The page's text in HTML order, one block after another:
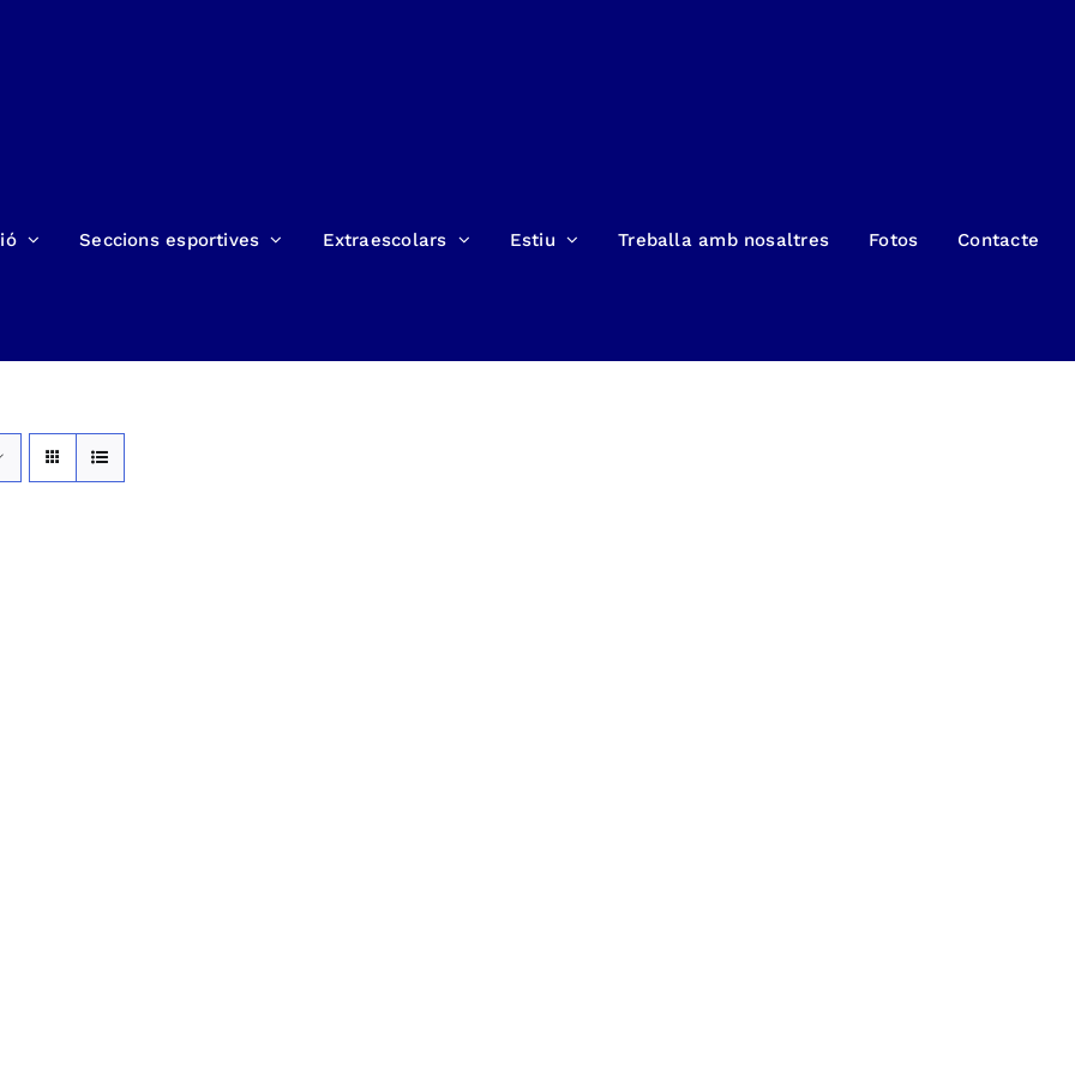
Seccions esportives Extraescolars Estiu Treballa amb nosaltres Fotos Contacte